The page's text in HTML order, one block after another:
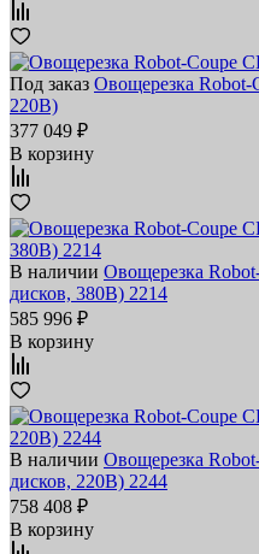
Под заказ Овощерезка Robot-
220В)
377 049 ₽
В корзину
В наличии Овощерезка
дисков, 380В) 2214
585 996 ₽
В корзину
В наличии Овощерезка
дисков, 220В) 2244
758 408 ₽
В корзину